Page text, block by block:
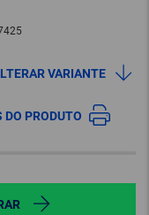
VARIANTE
DO PRODUTO